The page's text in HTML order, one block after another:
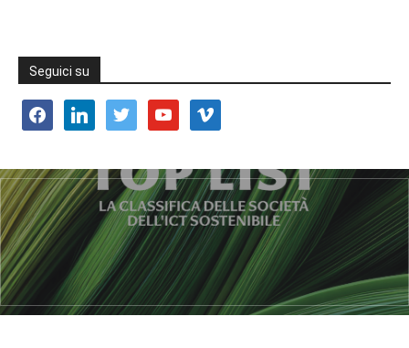
Seguici su
facebooklinkedin twitter youtube vimeo